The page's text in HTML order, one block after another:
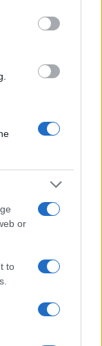
or
to
tra le